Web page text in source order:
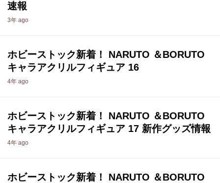
速報
3年 ago
ホビーストック新着！ NARUTO ＆BORUTO
キャラアクリルフィギュア 16
4年 ago
ホビーストック新着！ NARUTO ＆BORUTO
キャラアクリルフィギュア 17 新作グッズ情報
4年 ago
ホビーストック新着！ NARUTO ＆BORUTO